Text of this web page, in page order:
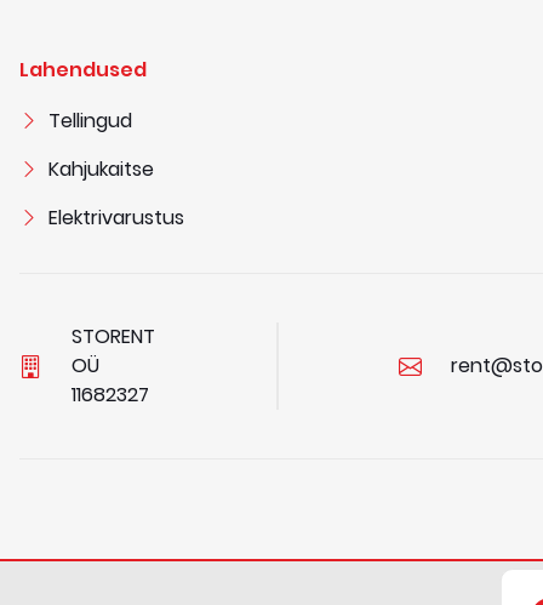
Lahendused
Tellingud
Kahjukaitse
Elektrivarustus
STORENT
OÜ
11682327